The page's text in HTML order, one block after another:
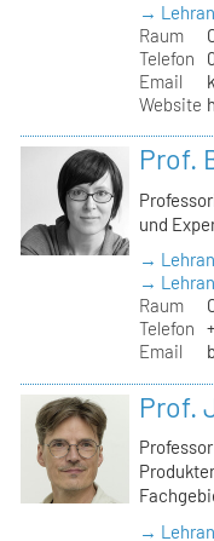
→
Raum
Telefon
Email
Website
Prof.
und
→
→
Raum
Telefon
Email
Prof.
→